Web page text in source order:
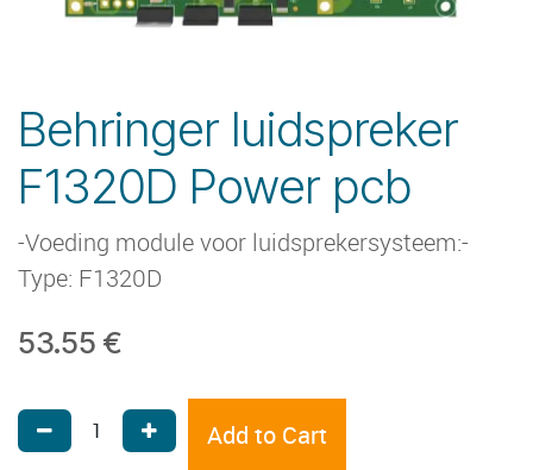
Behringer luidspreker
F1320D Power pcb
-Voeding module voor luidsprekersysteem:-
Type: F1320D
53.55 €
Add to Cart